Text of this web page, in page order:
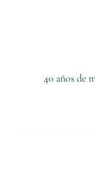
40 años de